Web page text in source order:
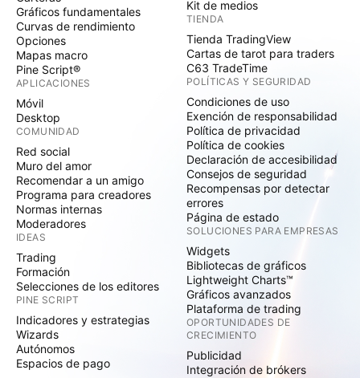
Gráficos fundamentales
Curvas de rendimiento
Opciones
Mapas macro
Pine Script®
APLICACIONES
Móvil
Desktop
COMUNIDAD
Red social
Muro del amor
Recomendar a un amigo
Programa para creadores
Normas internas
Moderadores
IDEAS
Trading
Formación
Selecciones de los editores
PINE SCRIPT
Indicadores y estrategias
Wizards
Autónomos
Espacios de pago
Kit de medios
TIENDA
Tienda TradingView
Cartas de tarot para traders
C63 TradeTime
POLÍTICAS Y SEGURIDAD
Condiciones de uso
Exención de responsabilidad
Política de privacidad
Política de cookies
Declaración de accesibilidad
Consejos de seguridad
Recompensas por detectar
errores
Página de estado
SOLUCIONES PARA EMPRESAS
Widgets
Bibliotecas de gráficos
Lightweight Charts™
Gráficos avanzados
Plataforma de trading
OPORTUNIDADES DE
CRECIMIENTO
Publicidad
Integración de brókers